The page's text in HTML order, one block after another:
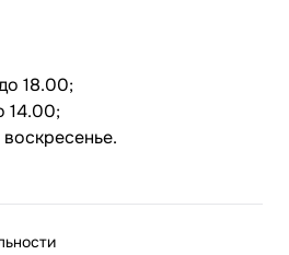
18.00;
14.00;